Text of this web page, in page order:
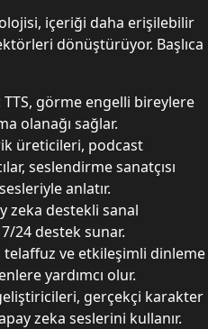
içeriği daha erişilebilir
dönüştürüyor. Başlıca
görme engelli bireylere
olanağı sağlar.
üreticileri, podcast
seslendirme sanatçısı
anlatır.
zeka destekli sanal
24 destek sunar.
telaffuz ve etkileşimli dinleme
yardımcı olur.
gerçekçi karakter
zeka seslerini kullanır.